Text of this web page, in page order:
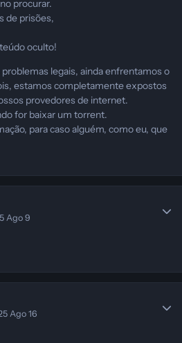
procurar.
de prisões,
oculto!
legais, ainda enfrentamos o
estamos completamente expostos
provedores de internet.
for baixar um torrent.
para caso alguém, como eu, que
Ago 9
Ago 16